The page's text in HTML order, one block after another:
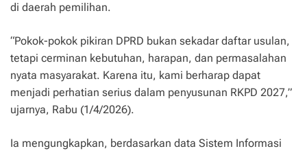
di daerah pemilihan.
“Pokok-pokok pikiran DPRD bukan sekadar daftar usulan,
tetapi cerminan kebutuhan, harapan, dan permasalahan
nyata masyarakat. Karena itu, kami berharap dapat
menjadi perhatian serius dalam penyusunan RKPD 2027,”
ujarnya, Rabu (1/4/2026).
Ia mengungkapkan, berdasarkan data Sistem Informasi